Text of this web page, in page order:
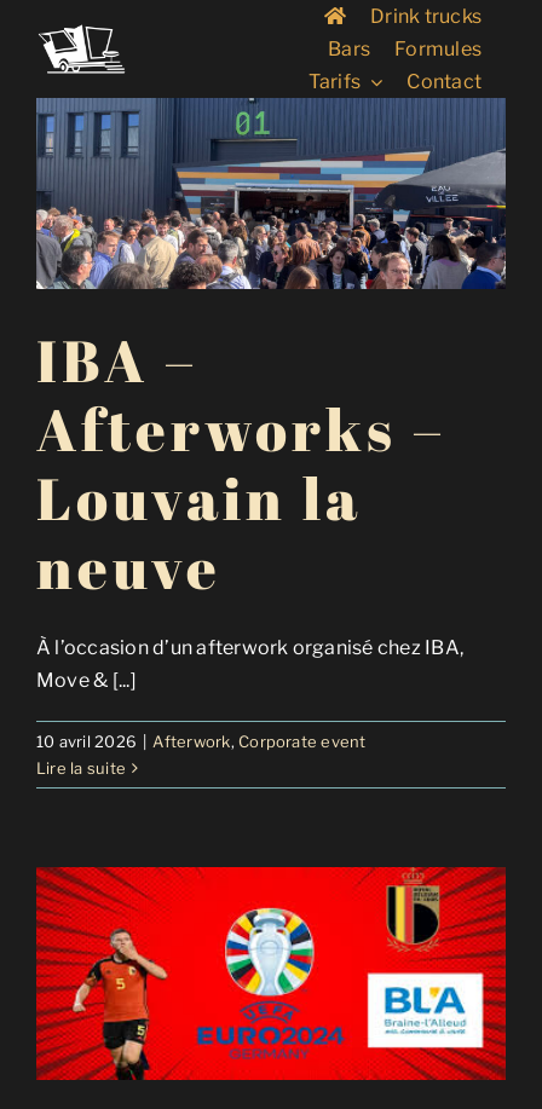
contenu
Drink trucks
Bars
Formules
Tarifs
Contact
IBA –
Afterworks –
Louvain la
neuve
À l’occasion d’un afterwork organisé chez IBA,
Move & [...]
10 avril 2026 Afterwork,Corporate event
Lire la suite